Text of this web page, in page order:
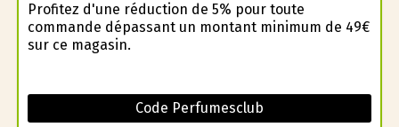
Profitez d'une réduction de 5% pour toute
commande dépassant un montant minimum de 49€
sur ce magasin.
Code Perfumesclub